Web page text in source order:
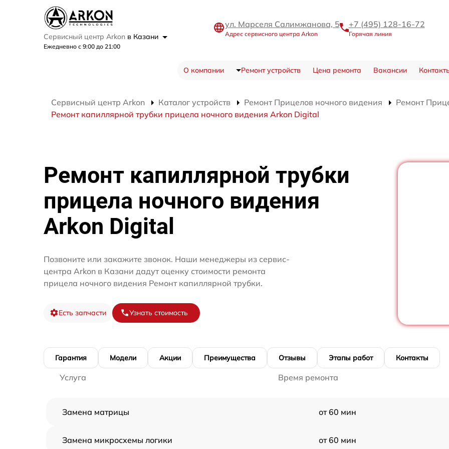
Сервисный центр Arkon в Казани
Ежедневно с 9:00 до 21:00
ул. Марселя Салимжанова, 5
Адрес сервисного центра Arkon
+7 (495) 128-16-72
Горячая линия
О компании Ремонт устройств Цена ремонта Вакансии
Сервисный центр Arkon Каталог устройств Ремонт Прицелов ночного видения
Ремонт
Ремонт капиллярной трубки прицела ночного видения Arkon Digital
Ремонт капиллярной трубки
прицела ночного видения
Arkon Digital
Позвоните или закажите звонок. Наши менеджеры из сервис-
центра Arkon в Казани дадут оценку стоимости ремонта
прицела ночного видения Ремонт капиллярной трубки.
Есть запчасти Узнать стоимость
Гарантия Модели Акции Преимущества Отзывы Этапы работ Контакты
Услуга Время ремонта
Замена матрицы от 60 мин
Замена микросхемы логики от 60 мин